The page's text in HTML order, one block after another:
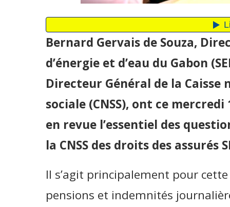
Bernard Gervais de Souza,
d’énergie et d’eau du Gabon
Directeur Général de la
sociale (CNSS), ont ce
en revue l’essentiel des
la CNSS des droits des assurés
Il s’agit principalement pour
pensions et indemnités